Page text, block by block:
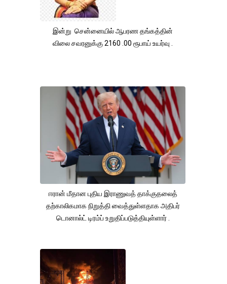
இன்று சென்னையில் ஆபரண தங்கத்தின்
விலை சவரனுக்கு 2160 .00 ரூபாய் உயர்வு .
ஈரான் மீதான புதிய இராணுவத் தாக்குதலைத்
தற்காலிகமாக நிறுத்தி வைத்துள்ளதாக அதிபர்
டொனால்ட் டிரம்ப் உறுதிப்படுத்தியுள்ளார் .